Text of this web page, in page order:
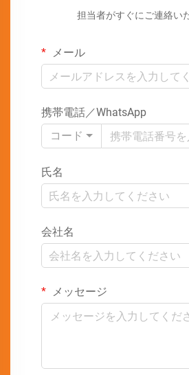
担当者がすぐにご連絡い
メール
携帯電話／WhatsApp
コード
氏名
会社名
メッセージ